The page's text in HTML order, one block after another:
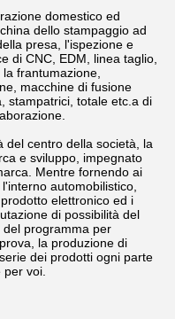
domestico ed
dello stampaggio ad
presa, l'ispezione e
di CNC, EDM, linea taglio,
frantumazione,
macchine di fusione
stampatrici, totale etc.a di
del centro della società, la
e sviluppo, impegnato
Mentre fornendo ai
automobilistico,
elettronico ed i
di possibilità del
del programma per
la produzione di
dei prodotti ogni parte
voi.